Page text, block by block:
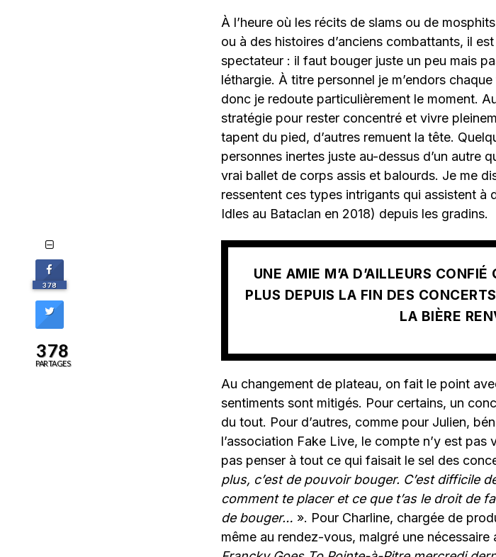
À l’heure où les récits de slams ou de
ou à des histoires d’anciens combattants, il
spectateur : il faut bouger juste un peu mais
léthargie. À titre personnel je m’endors
donc je redoute particulièrement le moment.
stratégie pour rester concentré et vivre
tapent du pied, d’autres remuent la tête.
personnes inertes juste au-dessus d’un autre
vrai ballet de corps assis et balourds. Je me
ressentent ces types intrigants qui assistent à
Idles au Bataclan en 2018) depuis les gradins.
UNE AMIE M’A D’AILLEURS
PLUS DEPUIS LA FIN DES
LA BIÈRE
Au changement de plateau, on fait le point
sentiments sont mitigés. Pour certains, un
du tout. Pour d’autres, comme pour Julien,
l’association Fake Live, le compte n’y est
pas penser à tout ce qui faisait le sel des
plus, c’est de pouvoir bouger. C’est difficile
comment te placer et ce que t’as le droit de
de bouger… ». Pour Charline, chargée de
même au rendez-vous, malgré une nécessaire
378
378
PARTAGES